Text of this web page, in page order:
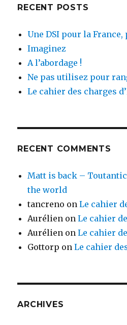
RECENT POSTS
Une DSI pour la
Imaginez
A l’abordage !
Ne pas utilisez pour
Le cahier des charges
RECENT COMMENTS
Matt is back – Toutantic
the world
tancreno onLe cahier
Aurélien onLe cahier
Aurélien onLe cahier
Gottorp onLe cahier
ARCHIVES